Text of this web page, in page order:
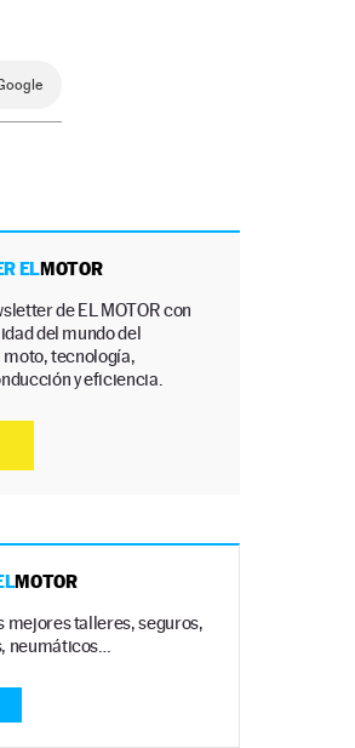
ELMOTOR
de EL MOTOR con
del mundo del
moto, tecnología,
y eficiencia.
MOTOR
mejores talleres, seguros,
neumáticos…